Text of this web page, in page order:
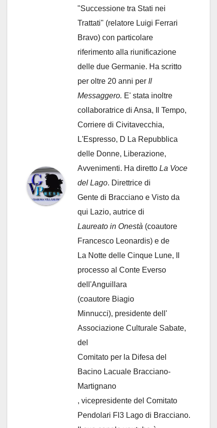
"Successione tra Stati nei
Trattati" (relatore Luigi Ferrari
Bravo) con particolare
riferimento alla riunificazione
delle due Germanie. Ha scritto
per oltre 20 anni per Il
Messaggero. E' stata inoltre
collaboratrice di Ansa, Il Tempo,
Corriere di Civitavecchia,
L'Espresso, D La Repubblica
delle Donne, Liberazione,
Avvenimenti. Ha diretto La Voce
del Lago. Direttrice di
Gente di Bracciano e Visto da
qui Lazio, autrice di
Laureato in Onestà (coautore
Francesco Leonardis) e de
La Notte delle Cinque Lune, Il
processo al Conte Everso
dell'Anguillara
(coautore Biagio
Minnucci), presidente dell'
Associazione Culturale Sabate,
del
Comitato per la Difesa del
Bacino Lacuale Bracciano-
Martignano
, vicepresidente del Comitato
Pendolari Fl3 Lago di Bracciano.